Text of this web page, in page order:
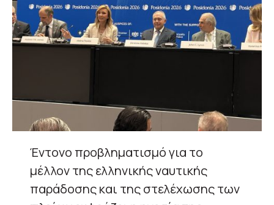
Έντονο προβληματισμό για το
μέλλον της ελληνικής ναυτικής
παράδοσης και της στελέχωσης των